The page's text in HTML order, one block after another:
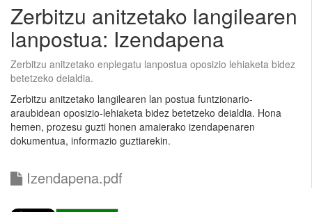
Zerbitzu anitzetako langilearen
lanpostua: Izendapena
Zerbitzu anitzetako enplegatu lanpostua oposizio lehiaketa bidez
betetzeko deialdia.
Zerbitzu anitzetako langilearen lan postua funtzionario-
araubidean oposizio-lehiaketa bidez betetzeko deialdia. Hona
hemen, prozesu guzti honen amaierako izendapenaren
dokumentua, informazio guztiarekin.
Izendapena.pdf